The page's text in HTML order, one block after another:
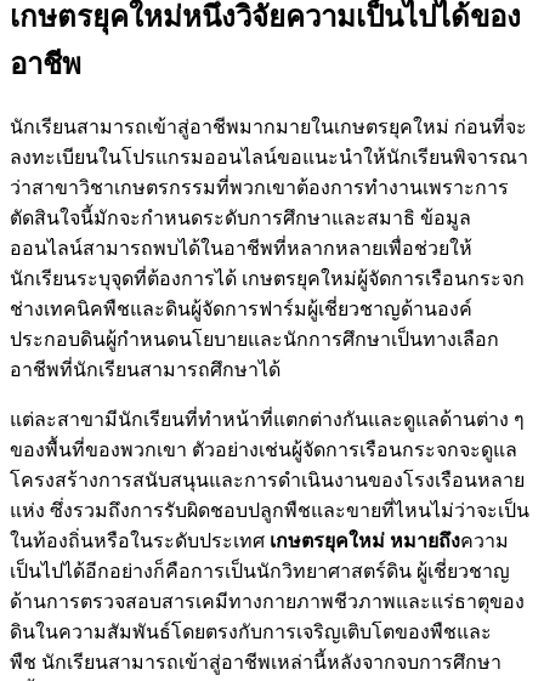
เกษตรยุคใหม่หนึ่งวิจัยความเป็นไปได้ของ
อาชีพ
นักเรียนสามารถเข้าสู่อาชีพมากมายในเกษตรยุคใหม่ ก่อนที่จะ
ลงทะเบียนในโปรแกรมออนไลน์ขอแนะนำให้นักเรียนพิจารณา
ว่าสาขาวิชาเกษตรกรรมที่พวกเขาต้องการทำงานเพราะการ
ตัดสินใจนี้มักจะกำหนดระดับการศึกษาและสมาธิ ข้อมูล
ออนไลน์สามารถพบได้ในอาชีพที่หลากหลายเพื่อช่วยให้
นักเรียนระบุจุดที่ต้องการได้ เกษตรยุคใหม่ผู้จัดการเรือนกระจก
ช่างเทคนิคพืชและดินผู้จัดการฟาร์มผู้เชี่ยวชาญด้านองค์
ประกอบดินผู้กำหนดนโยบายและนักการศึกษาเป็นทางเลือก
อาชีพที่นักเรียนสามารถศึกษาได้
แต่ละสาขามีนักเรียนที่ทำหน้าที่แตกต่างกันและดูแลด้านต่าง ๆ
ของพื้นที่ของพวกเขา ตัวอย่างเช่นผู้จัดการเรือนกระจกจะดูแล
โครงสร้างการสนับสนุนและการดำเนินงานของโรงเรือนหลาย
แห่ง ซึ่งรวมถึงการรับผิดชอบปลูกพืชและขายที่ไหนไม่ว่าจะเป็น
ในท้องถิ่นหรือในระดับประเทศ เกษตรยุคใหม่ หมายถึงความ
เป็นไปได้อีกอย่างก็คือการเป็นนักวิทยาศาสตร์ดิน ผู้เชี่ยวชาญ
ด้านการตรวจสอบสารเคมีทางกายภาพชีวภาพและแร่ธาตุของ
ดินในความสัมพันธ์โดยตรงกับการเจริญเติบโตของพืชและ
พืช นักเรียนสามารถเข้าสู่อาชีพเหล่านี้หลังจากจบการศึกษา